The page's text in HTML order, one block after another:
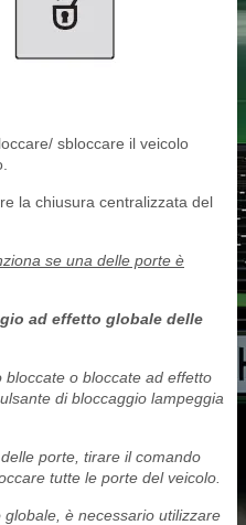
sbloccare il veicolo
la chiusura centralizzata del
se una delle porte è
ad effetto globale delle
o bloccate ad effetto
di bloccaggio lampeggia
porte, tirare il comando
tutte le porte del veicolo.
è necessario utilizzare